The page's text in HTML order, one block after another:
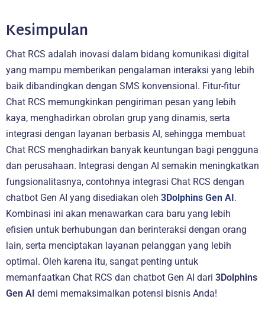
Kesimpulan
Chat RCS adalah inovasi dalam bidang komunikasi digital
yang mampu memberikan pengalaman interaksi yang lebih
baik dibandingkan dengan SMS konvensional. Fitur-fitur
Chat RCS memungkinkan pengiriman pesan yang lebih
kaya, menghadirkan obrolan grup yang dinamis, serta
integrasi dengan layanan berbasis AI, sehingga membuat
Chat RCS menghadirkan banyak keuntungan bagi pengguna
dan perusahaan. Integrasi dengan AI semakin meningkatkan
fungsionalitasnya, contohnya integrasi Chat RCS dengan
chatbot Gen AI yang disediakan oleh 3Dolphins Gen AI.
Kombinasi ini akan menawarkan cara baru yang lebih
efisien untuk berhubungan dan berinteraksi dengan orang
lain, serta menciptakan layanan pelanggan yang lebih
optimal. Oleh karena itu, sangat penting untuk
memanfaatkan Chat RCS dan chatbot Gen AI dari 3Dolphins
Gen AI demi memaksimalkan potensi bisnis Anda!